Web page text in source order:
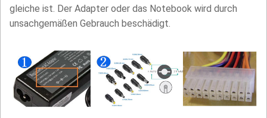
gleiche ist. Der Adapter oder das Notebook wird durch
unsachgemäßen Gebrauch beschädigt.